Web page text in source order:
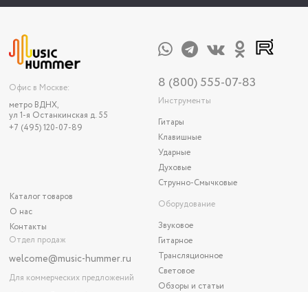
Офис в Москве:
метро ВДНХ,
ул 1-я Останкинская д. 55
+7 (495) 120-07-89
Каталог товаров
О нас
Контакты
Отдел продаж
welcome@music-hummer.ru
Для коммерческих предложений
8 (800) 555-07-83
Инструменты
Гитары
Клавишные
Ударные
Духовые
Струнно-Смычковые
Оборудование
Звуковое
Гитарное
Трансляционное
Световое
Обзоры и статьи